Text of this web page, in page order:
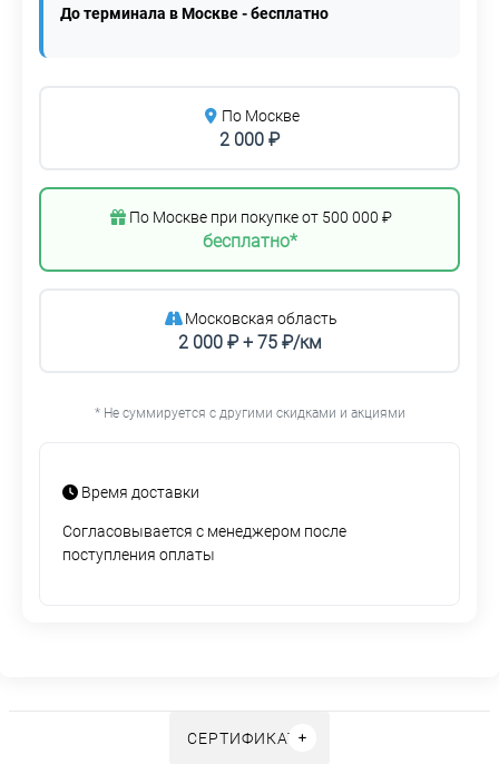
До терминала в Москве - бесплатно
По Москве
2 000 ₽
По Москве при покупке от 500 000 ₽
бесплатно*
Московская область
2 000 ₽ + 75 ₽/км
* Не суммируется с другими скидками и акциями
Время доставки
Согласовывается с менеджером после
поступления оплаты
СЕРТИФИКАТЫ